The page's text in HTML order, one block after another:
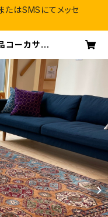
はSMSにてメッセ
コーカサス
アフガン道
毯専門店